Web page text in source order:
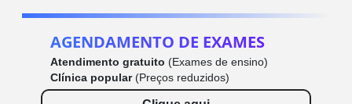
AGENDAMENTO DE EXAMES
Atendimento gratuito (Exames de ensino)
Clínica popular(Preços reduzidos)